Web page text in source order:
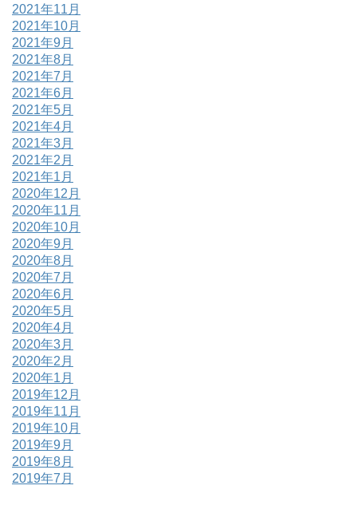
2021年11月
2021年10月
2021年9月
2021年8月
2021年7月
2021年6月
2021年5月
2021年4月
2021年3月
2021年2月
2021年1月
2020年12月
2020年11月
2020年10月
2020年9月
2020年8月
2020年7月
2020年6月
2020年5月
2020年4月
2020年3月
2020年2月
2020年1月
2019年12月
2019年11月
2019年10月
2019年9月
2019年8月
2019年7月